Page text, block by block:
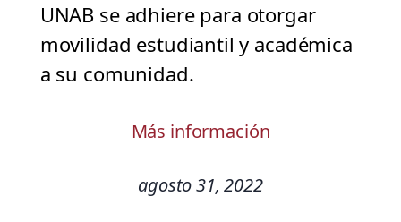
UNAB se adhiere para otorgar
movilidad estudiantil y académica
a su comunidad.
Más información
agosto 31, 2022